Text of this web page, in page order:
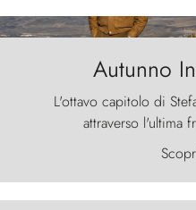
Autunno
L'ottavo capitolo di
attraverso l'ultima
primordiale, dove il
furia ancestrale e le
cielo come